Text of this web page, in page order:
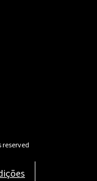
reserved